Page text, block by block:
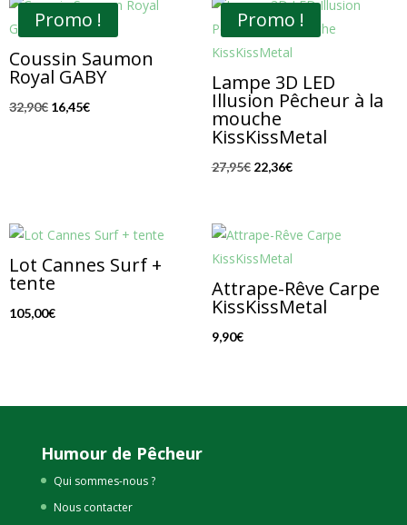
Promo !
Coussin Saumon
Royal GABY
32,90€ Le
16,45€Le
Promo !
Lampe 3D LED
Illusion Pêcheur à la
mouche
KissKissMetal
27,95€ Le
était :
27,95€.
22,36€Le
est :
22,36€.
Lot Cannes Surf +
tente
105,00€
Attrape-Rêve Carpe
KissKissMetal
9,90€
Humour de Pêcheur
Qui sommes-nous ?
Nous contacter